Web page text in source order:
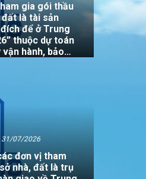
gia gói thầu
đất là tài sản
để ở Trung
thuộc dự toán
vận hành, bảo
31/07/2026
đơn vị tham
nhà, đất là trụ